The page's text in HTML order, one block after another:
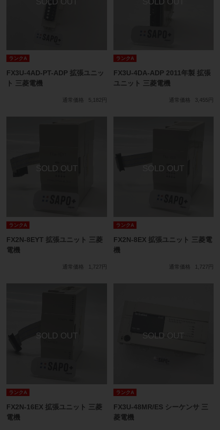
ランクA
FX3U-4AD-PT-ADP 拡張ユニッ
ト 三菱電機
通常価格 5,182円
ランクA
FX3U-4DA-ADP 2011年製 拡張
ユニット 三菱電機
通常価格 3,455円
ランクA
FX2N-8EYT 拡張ユニット 三菱
電機
通常価格 1,727円
ランクA
FX2N-8EX 拡張ユニット 三菱電
機
通常価格 1,727円
ランクA
FX2N-16EX 拡張ユニット 三菱
電機
ランクA
FX3U-48MR/ES シーケンサ 三
菱電機